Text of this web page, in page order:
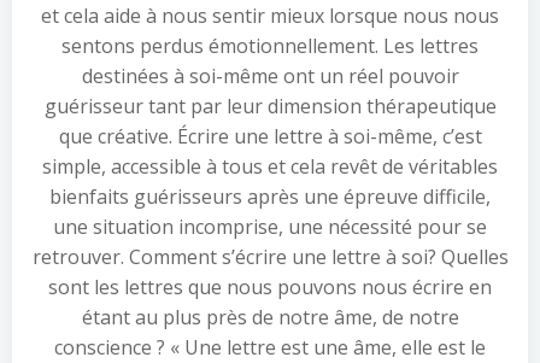
et cela aide à nous sentir mieux lorsque nous nous
sentons perdus émotionnellement. Les lettres
destinées à soi-même ont un réel pouvoir
guérisseur tant par leur dimension thérapeutique
que créative. Écrire une lettre à soi-même, c’est
simple, accessible à tous et cela revêt de véritables
bienfaits guérisseurs après une épreuve difficile,
une situation incomprise, une nécessité pour se
retrouver. Comment s’écrire une lettre à soi? Quelles
sont les lettres que nous pouvons nous écrire en
étant au plus près de notre âme, de notre
conscience ? « Une lettre est une âme, elle est le